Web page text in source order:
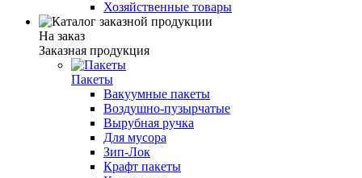
Хозяйственные товары
На заказ
Заказная продукция
Пакеты
Вакуумные пакеты
Воздушно-пузырчатые
Вырубная ручка
Для мусора
Зип-Лок
Крафт пакеты